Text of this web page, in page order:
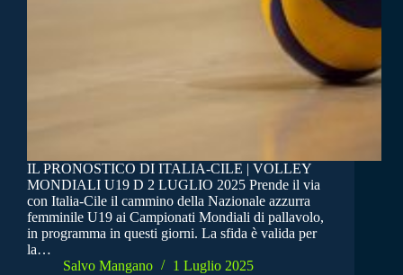
IL PRONOSTICO DI ITALIA-CILE | VOLLEY
MONDIALI U19 D 2 LUGLIO 2025 Prende il via
con Italia-Cile il cammino della Nazionale azzurra
femminile U19 ai Campionati Mondiali di pallavolo,
in programma in questi giorni. La sfida è valida per
la…
Salvo Mangano
1 Luglio 2025